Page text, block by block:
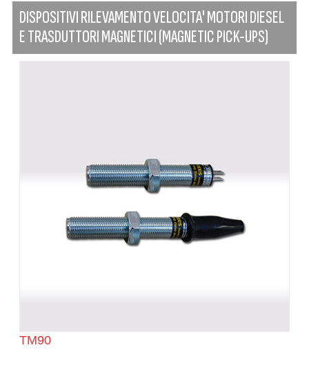
DISPOSITIVI RILEVAMENTO VELOCITA' MOTORI DIESEL
E TRASDUTTORI MAGNETICI (MAGNETIC PICK-UPS)
TM90